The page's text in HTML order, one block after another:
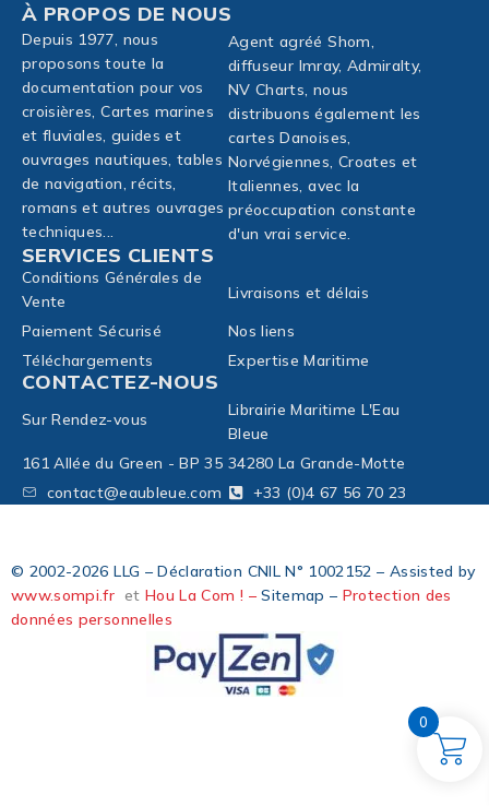
À PROPOS DE NOUS
Depuis 1977, nous
proposons toute la
documentation pour vos
croisières, Cartes marines
et fluviales, guides et
ouvrages nautiques, tables
de navigation, récits,
romans et autres ouvrages
techniques...
Agent agréé Shom,
diffuseur Imray, Admiralty,
NV Charts, nous
distribuons également les
cartes Danoises,
Norvégiennes, Croates et
Italiennes, avec la
préoccupation constante
d'un vrai service.
SERVICES CLIENTS
Conditions Générales de
Vente
Livraisons et délais
Paiement Sécurisé
Nos liens
Téléchargements
Expertise Maritime
CONTACTEZ-NOUS
Sur Rendez-vous
Librairie Maritime L'Eau
Bleue
161 Allée du Green - BP 35 34280 La Grande-Motte
contact@eaubleue.com
+33 (0)4 67 56 70 23
© 2002-2026 LLG – Déclaration CNIL N° 1002152 – Assisted by
www.sompi.fr et Hou La Com ! –Sitemap – Protection des
données personnelles
0